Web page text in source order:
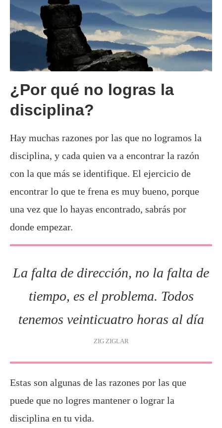
¿Por qué no logras la
disciplina?
Hay muchas razones por las que no logramos la
disciplina, y cada quien va a encontrar la razón
con la que más se identifique. El ejercicio de
encontrar lo que te frena es muy bueno, porque
una vez que lo hayas encontrado, sabrás por
donde empezar.
La falta de dirección, no la falta de
tiempo, es el problema. Todos
tenemos veinticuatro horas al día
ZIG ZIGLAR
Estas son algunas de las razones por las que
puede que no logres mantener o lograr la
disciplina en tu vida.